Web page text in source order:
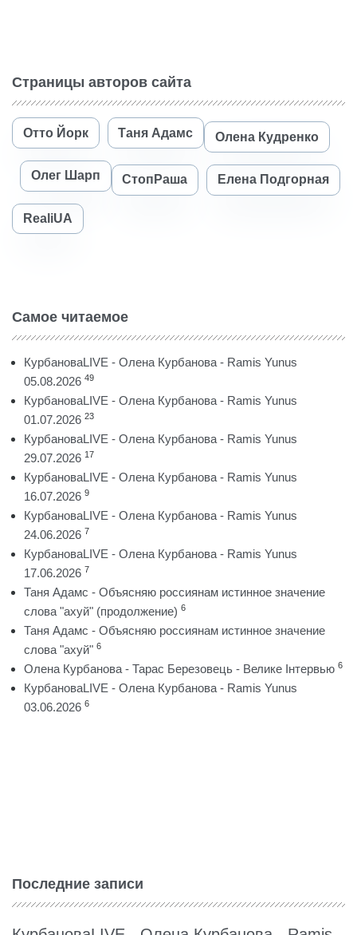
Страницы авторов сайта
Отто Йорк Таня Адамс Олена Кудренко
Олег Шарп СтопРаша Елена Подгорная
RealiUA
Самое читаемое
КурбановаLIVE - Олена Курбанова - Ramis Yunus
05.08.2026 49
КурбановаLIVE - Олена Курбанова - Ramis Yunus
01.07.2026 23
КурбановаLIVE - Олена Курбанова - Ramis Yunus
29.07.2026 17
КурбановаLIVE - Олена Курбанова - Ramis Yunus
16.07.2026 9
КурбановаLIVE - Олена Курбанова - Ramis Yunus
24.06.2026 7
КурбановаLIVE - Олена Курбанова - Ramis Yunus
17.06.2026 7
Таня Адамс - Объясняю россиянам истинное значение
слова "ахуй" (продолжение) 6
Таня Адамс - Объясняю россиянам истинное значение
слова "ахуй" 6
Олена Курбанова - Тарас Березовець - Велике Інтервью 6
КурбановаLIVE - Олена Курбанова - Ramis Yunus
03.06.2026 6
Последние записи